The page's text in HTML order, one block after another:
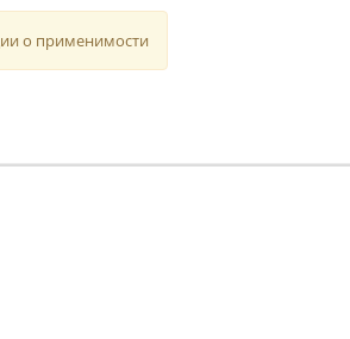
о применимости